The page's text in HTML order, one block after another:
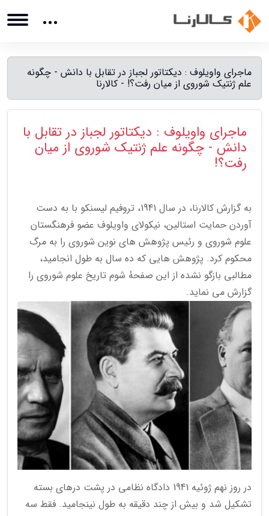
ماجرای واویلوف : دیکتاتور لجباز در تقابل با دانش - چگونه
علم ژنتیک شوروی از میان رفت؟! - کالارنا
ماجرای واویلوف : دیکتاتور لجباز در تقابل با
دانش - چگونه علم ژنتیک شوروی از میان
رفت؟!
به گزارش کالارنا، در سال 1941، تروفیم لیسنکو با به دست
آوردن حمایت استالین، نیکولای واویلوف عضو فرهنگستان
علوم شوروی و رئیس پژوهش های نوین شوروی را به مرگ
محکوم کرد. پژوهش هایی که ده سال به طول انجامید،
مطالبی بازگو نشده از این صفحهٔ شوم تاریخ علوم شوروی را
گزارش می نماید.
در روز نهم ژوئیه 1941 دادگاه نظامی در پشت درهای بسته
تشکیل شد و بیش از چند دقیقه به طول نینجامید. فقط سه